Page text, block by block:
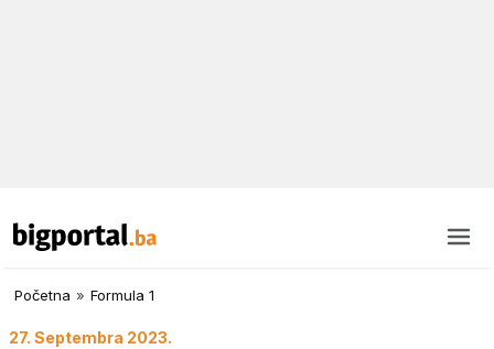
Početna » Formula 1
27. Septembra 2023.